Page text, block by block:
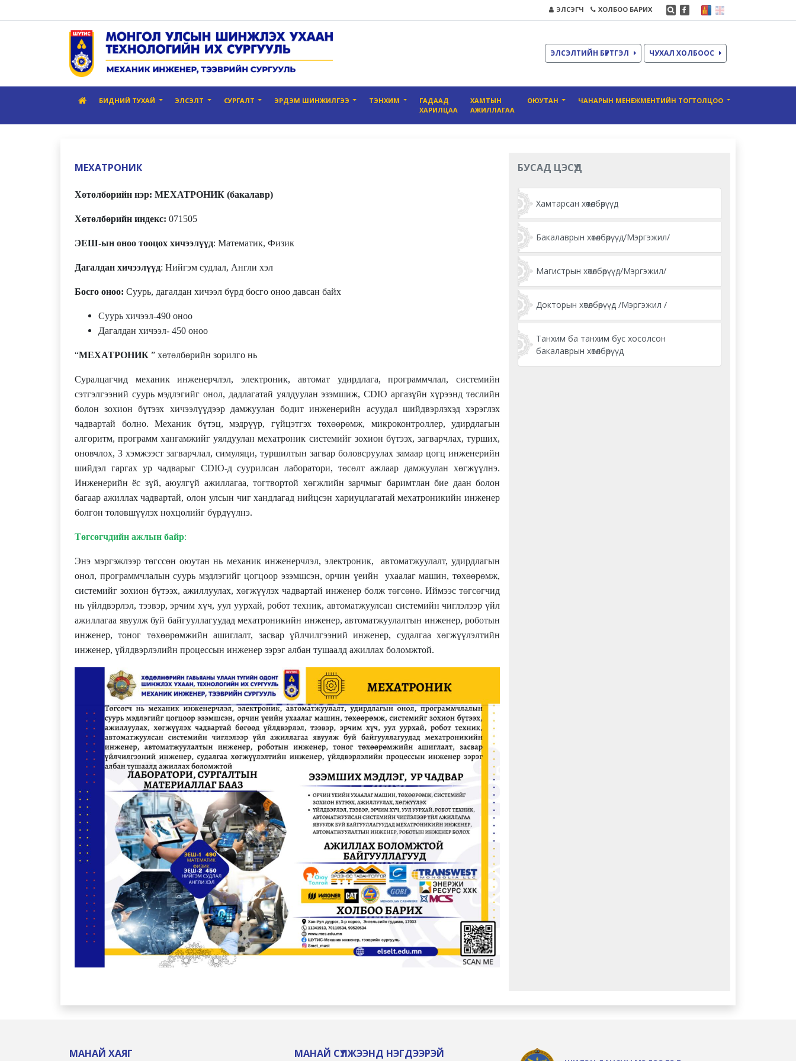
ЭЛСЭГЧ ХОЛБОО БАРИХ
ЭЛСЭЛТИЙН БҮРТГЭЛ ЧУХАЛ ХОЛБООС
БИДНИЙ ТУХАЙ ЭЛСЭЛТ СУРГАЛТ ЭРДЭМ ШИНЖИЛГЭЭ ТЭНХИМ
ГАДААД
ХАРИЛЦАА
ХАМТЫН
АЖИЛЛАГАА
ОЮУТАН ЧАНАРЫН МЕНЕЖМЕНТИЙН ТОГТОЛЦОО
МЕХАТРОНИК
Хөтөлбөрийн нэр: МЕХАТРОНИК (бакалавр)
Хөтөлбөрийн индекс: 071505
ЭЕШ-ын оноо тооцох хичээлүүд: Математик, Физик
Дагалдан хичээлүүд: Нийгэм судлал, Англи хэл
Босго оноо: Суурь, дагалдан хичээл бүрд босго оноо давсан байх
Суурь хичээл-490 оноо
Дагалдан хичээл- 450 оноо
“МЕХАТРОНИК ” хөтөлбөрийн зорилго нь
Суралцагчид механик инженерчлэл, электроник, автомат удирдлага, программчлал, системийн
сэтгэлгээний суурь мэдлэгийг онол, дадлагатай уялдуулан эзэмшиж, CDIO аргазүйн хүрээнд төслийн
болон зохион бүтээх хичээлүүдээр дамжуулан бодит инженерийн асуудал шийдвэрлэхэд хэрэглэх
чадвартай болно. Механик бүтэц, мэдрүүр, гүйцэтгэх төхөөрөмж, микроконтроллер, удирдлагын
алгоритм, программ хангамжийг уялдуулан мехатроник системийг зохион бүтээх, загварчлах, турших,
оновчлох, 3 хэмжээст загварчлал, симуляци, туршилтын загвар боловсруулах замаар цогц инженерийн
шийдэл гаргах ур чадварыг CDIO-д суурилсан лаборатори, төсөлт ажлаар дамжуулан хөгжүүлнэ.
Инженерийн ёс зүй, аюулгүй ажиллагаа, тогтвортой хөгжлийн зарчмыг баримтлан бие даан болон
багаар ажиллах чадвартай, олон улсын чиг хандлагад нийцсэн хариуцлагатай мехатроникийн инженер
болгон төлөвшүүлэх нөхцөлийг бүрдүүлнэ.
Төгсөгчдийн ажлын байр:
Энэ мэргэжлээр төгссөн оюутан нь механик инженерчлэл, электроник, автоматжуулалт, удирдлагын
онол, программчлалын суурь мэдлэгийг цогцоор эзэмшсэн, орчин үеийн ухаалаг машин, төхөөрөмж,
системийг зохион бүтээх, ажиллуулах, хөгжүүлэх чадвартай инженер болж төгсөнө. Иймээс төгсөгчид
нь үйлдвэрлэл, тээвэр, эрчим хүч, уул уурхай, робот техник, автоматжуулсан системийн чиглэлээр үйл
ажиллагаа явуулж буй байгууллагуудад мехатроникийн инженер, автоматжуулалтын инженер, роботын
инженер, тоног төхөөрөмжийн ашиглалт, засвар үйлчилгээний инженер, судалгаа хөгжүүлэлтийн
инженер, үйлдвэрлэлийн процессын инженер зэрэг албан тушаалд ажиллах боломжтой.
БУСАД ЦЭСҮҮД
Хамтарсан хөтөлбөрүүд
Бакалаврын хөтөлбөрүүд/Мэргэжил/
Магистрын хөтөлбөрүүд/Мэргэжил/
Докторын хөтөлбөрүүд /Мэргэжил /
Танхим ба танхим бус хосолсон
бакалаврын хөтөлбөрүүд
МАНАЙ ХАЯГ МАНАЙ СҮЛЖЭЭНД НЭГДЭЭРЭЙ